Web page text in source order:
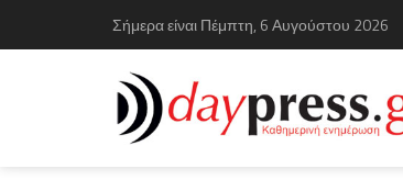
Σήμερα είναι Πέμπτη, 6 Αυγούστου 2026